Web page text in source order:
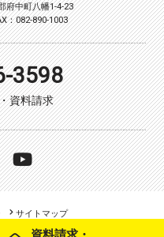
府中町八幡1-4-23
：082-890-1003
3598
資料請求
サイトマップ